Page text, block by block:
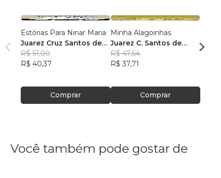
Estórias Para Ninar Maria
Juarez Cruz Santos de
Maria
R$ 51,00
R$ 40,37
Comprar
Minha Alagoinhas
Juarez C. Santos de
Maria
R$ 47,64
R$ 37,71
Comprar
Maria
R$
Você também pode gostar de